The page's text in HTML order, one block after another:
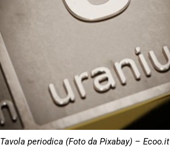
Tavola periodica (Foto da Pixabay) – Ecoo.it